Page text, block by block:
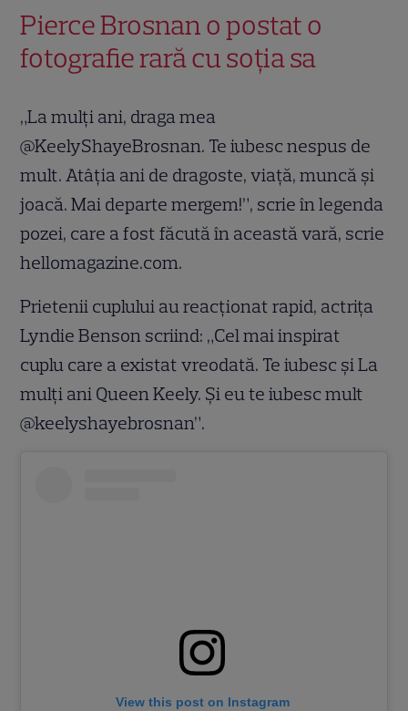
Pierce Brosnan o postat o
fotografie rară cu soția sa
„La mulți ani, draga mea
@KeelyShayeBrosnan. Te iubesc nespus de
mult. Atâția ani de dragoste, viață, muncă și
joacă. Mai departe mergem!”, scrie în legenda
pozei, care a fost făcută în această vară, scrie
hellomagazine.com.
Prietenii cuplului au reacționat rapid, actrița
Lyndie Benson scriind: „Cel mai inspirat
cuplu care a existat vreodată. Te iubesc și La
mulți ani Queen Keely. Și eu te iubesc mult
@keelyshayebrosnan”.
View this post on Instagram